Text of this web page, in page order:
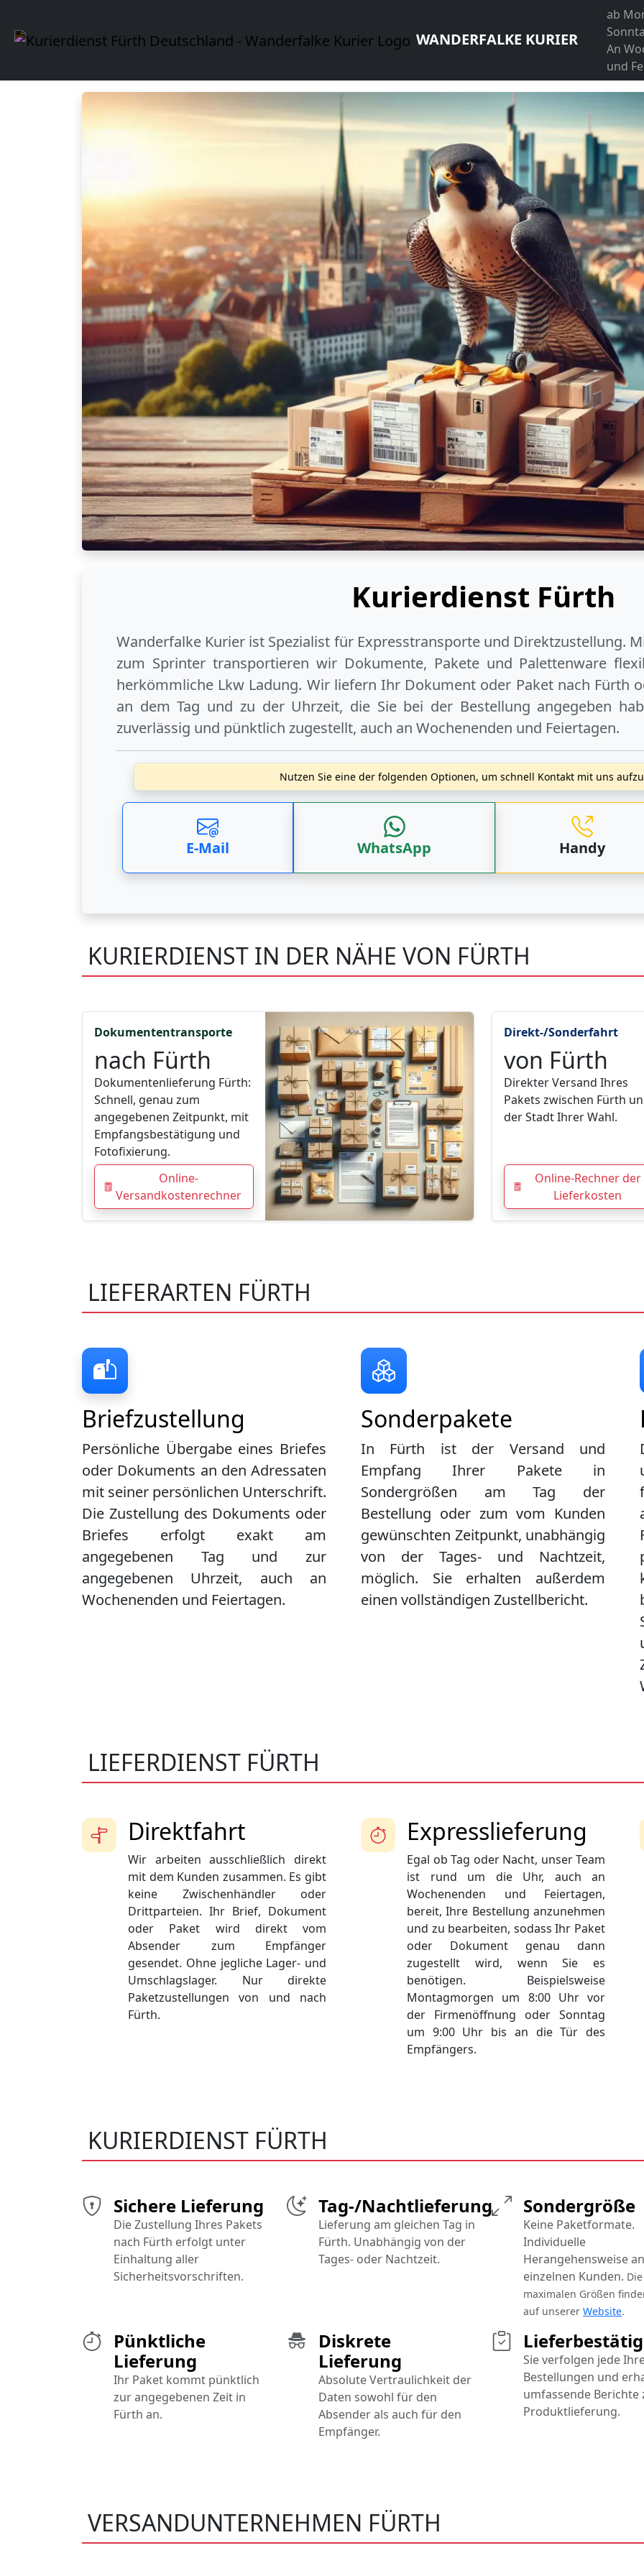
WANDERFALKE KURIER
ab
An
und
Kurierdienst Fürth
Wanderfalke Kurier ist Spezialist für Expresstransporte und Direktzustellung.
zum Sprinter transportieren wir Dokumente, Pakete und Palettenware
herkömmliche Lkw Ladung. Wir liefern Ihr Dokument oder Paket nach Fürth
an dem Tag und zu der Uhrzeit, die Sie bei der Bestellung angegeben
zuverlässig und pünktlich zugestellt, auch an Wochenenden und Feiertagen.
Nutzen Sie eine der folgenden Optionen, um schnell Kontakt mit uns
E-Mail WhatsApp Handy
KURIERDIENST IN DER NÄHE VON FÜRTH
Direkt-/Sonderfahrt
von Fürth
Direkter Versand Ihres
Pakets zwischen Fürth
der Stadt Ihrer Wahl.
Online-Rechner der
Lieferkosten
Dokumententransporte
nach Fürth
Dokumentenlieferung Fürth:
Schnell, genau zum
angegebenen Zeitpunkt, mit
Empfangsbestätigung und
Fotofixierung.
Online-
Versandkostenrechner
LIEFERARTEN FÜRTH
Briefzustellung
Persönliche Übergabe eines Briefes
oder Dokuments an den Adressaten
mit seiner persönlichen Unterschrift.
Die Zustellung des Dokuments oder
Briefes erfolgt exakt am
angegebenen Tag und zur
angegebenen Uhrzeit, auch an
Wochenenden und Feiertagen.
Sonderpakete
In Fürth ist der Versand und
Empfang Ihrer Pakete in
Sondergrößen am Tag der
Bestellung oder zum vom Kunden
gewünschten Zeitpunkt, unabhängig
von der Tages- und Nachtzeit,
möglich. Sie erhalten außerdem
einen vollständigen Zustellbericht.
LIEFERDIENST FÜRTH
Direktfahrt
Wir arbeiten ausschließlich direkt
mit dem Kunden zusammen. Es gibt
keine Zwischenhändler oder
Drittparteien. Ihr Brief, Dokument
oder Paket wird direkt vom
Absender zum Empfänger
gesendet. Ohne jegliche Lager- und
Umschlagslager. Nur direkte
Paketzustellungen von und nach
Fürth.
Expresslieferung
Egal ob Tag oder Nacht, unser Team
ist rund um die Uhr, auch an
Wochenenden und Feiertagen,
bereit, Ihre Bestellung anzunehmen
und zu bearbeiten, sodass Ihr Paket
oder Dokument genau dann
zugestellt wird, wenn Sie es
benötigen. Beispielsweise
Montagmorgen um 8:00 Uhr vor
der Firmenöffnung oder Sonntag
um 9:00 Uhr bis an die Tür des
Empfängers.
KURIERDIENST FÜRTH
Pünktliche
Lieferung
Ihr Paket kommt pünktlich
zur angegebenen Zeit in
Fürth an.
Sichere Lieferung
Die Zustellung Ihres Pakets
nach Fürth erfolgt unter
Einhaltung aller
Sicherheitsvorschriften.
Diskrete
Lieferung
Absolute Vertraulichkeit der
Daten sowohl für den
Absender als auch für den
Empfänger.
Tag-/Nachtlieferung
Lieferung am gleichen Tag in
Fürth. Unabhängig von der
Tages- oder Nachtzeit.
Sondergröße
Keine Paketformate.
Individuelle
Herangehensweise
einzelnen Kunden. Die
maximalen Größen
auf unserer Website.
Sie verfolgen jede
Bestellungen und
umfassende Berichte
Produktlieferung.
VERSANDUNTERNEHMEN FÜRTH